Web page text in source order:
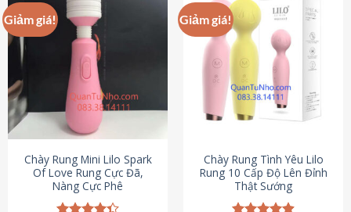
nhiều
biến
thể.
Các
chọn
thể
chọn
trên
trang
sản
Giảm giá!
Chày Rung Mini Lilo Spark
Of Love Rung Cực Đã,
Nàng Cực Phê
Giảm giá!
Chày Rung Tình Yêu Lilo
Rung 10 Cấp Độ Lên Đỉnh
Thật Sướng